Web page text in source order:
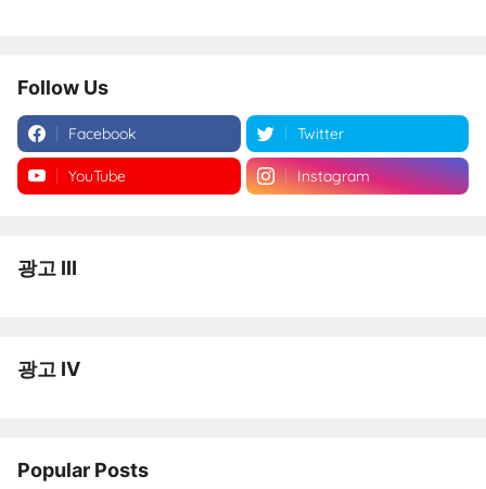
Follow Us
Facebook Twitter
YouTube Instagram
광고 III
광고 IV
Popular Posts